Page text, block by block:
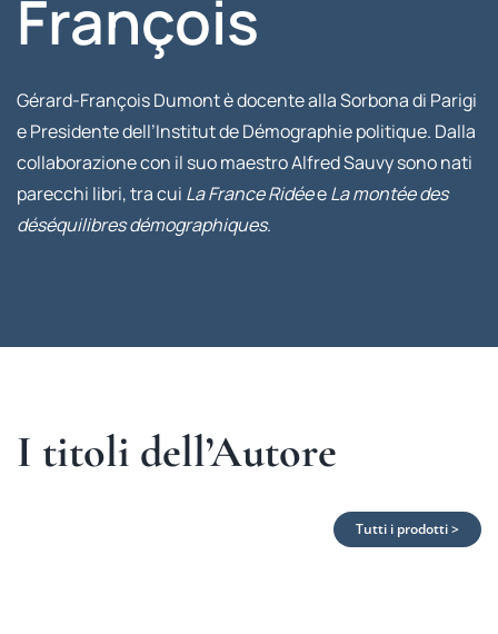
François
Gérard-François Dumont è docente alla Sorbona di Parigi
e Presidente dell’Institut de Démographie politique. Dalla
collaborazione con il suo maestro Alfred Sauvy sono nati
parecchi libri, tra cui La France RidéeeLa montée des
déséquilibres démographiques.
I titoli dell’Autore
Tutti i prodotti >